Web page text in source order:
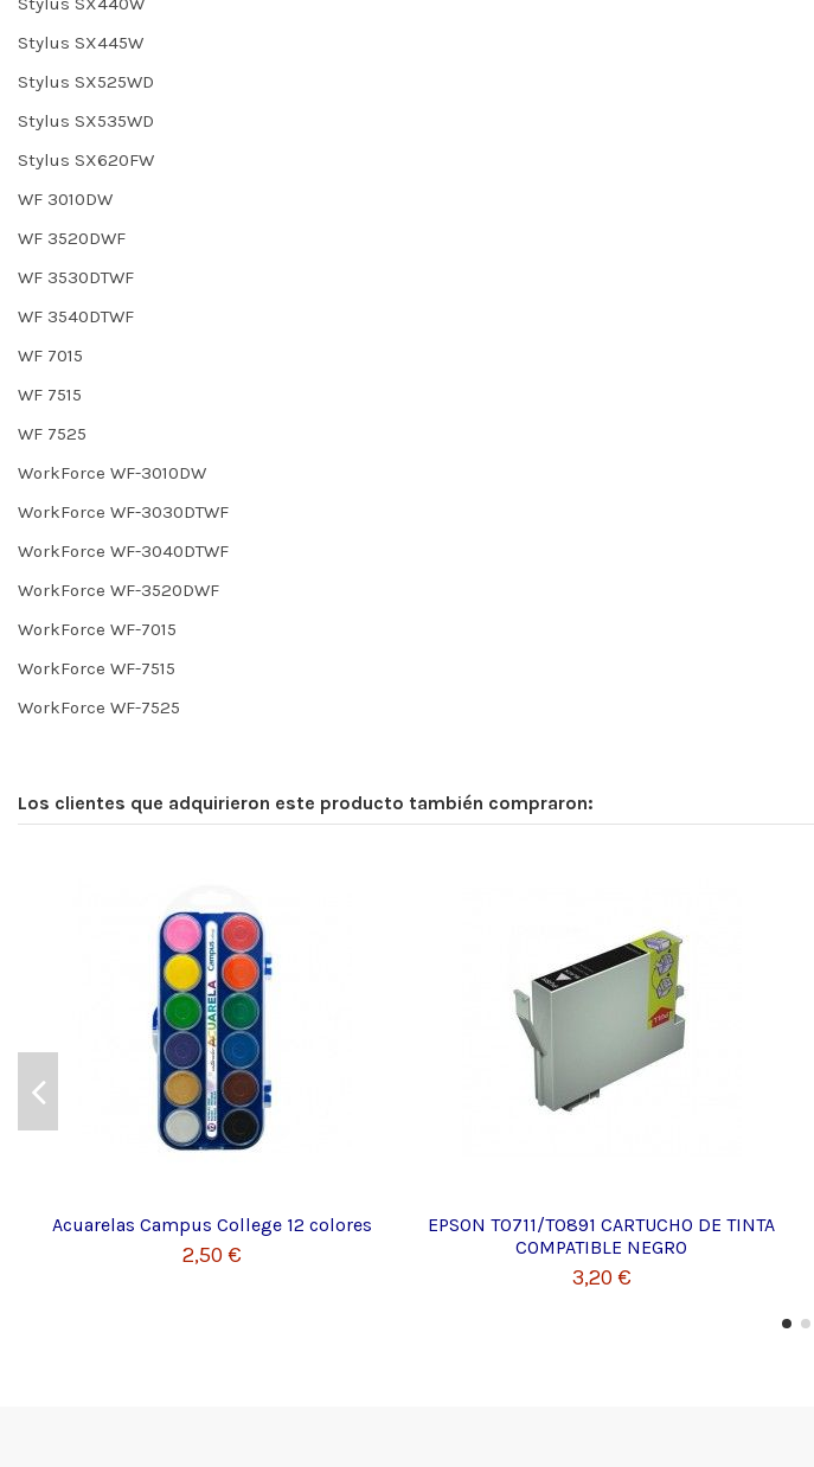
Stylus SX445W
Stylus SX525WD
Stylus SX535WD
Stylus SX620FW
WF 3010DW
WF 3520DWF
WF 3530DTWF
WF 3540DTWF
WF 7015
WF 7515
WF 7525
WorkForce WF-3010DW
WorkForce WF-3030DTWF
WorkForce WF-3040DTWF
WorkForce WF-3520DWF
WorkForce WF-7015
WorkForce WF-7515
WorkForce WF-7525
Los clientes que adquirieron este producto también compraron:
Acuarelas Campus College 12 colores
2,50 €
EPSON T0711/T0891 CARTUCHO DE TINTA
COMPATIBLE NEGRO
3,20 €